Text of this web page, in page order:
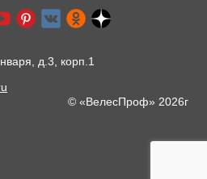
д.3, корп.1
© «ВелесПроф» 2026г